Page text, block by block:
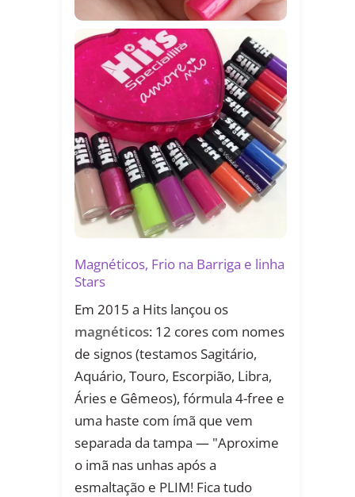
Magnéticos, Frio na Barriga e linha
Stars
Em 2015 a Hits lançou os
magnéticos: 12 cores com nomes
de signos (testamos Sagitário,
Aquário, Touro, Escorpião, Libra,
Áries e Gêmeos), fórmula 4-free e
uma haste com ímã que vem
separada da tampa — "Aproxime
o imã nas unhas após a
esmaltação e PLIM! Fica tudo